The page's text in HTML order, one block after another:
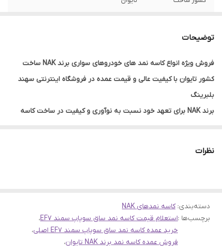
توضیحات
فروش ویژه انواع کاسه نمد های خودروهای سواری برند NAK ساخت
کشور تایوان با کیفیت عالی و قیمت عمده در فروشگاه اینترنتی سهند
بلبرینگ
برند NAK برای تعهد خود نسبت به نوآوری و کیفیت در ساخت کاسه
در عملکرد، دوام و اثربخشی در محافظت از اجزای ماشین‌آلات در برابر
تولیدی دقیق، به این برند این امکان را داده است تا محصولاتی با دقت
بالا و مطابق با استانداردهای بین‌المللی ارائه دهد.
این مجموعه شامل انواع کاسه نمدهای عقب میل لنگ،جلو میل لنگ،ساق
نظرات
دسته‌بندی:کاسه نمدهای NAK
برچسب‌ها :استعلام قیمت کاسه نمد ساق سوپاپ سمند EF7
،
خرید عمده کاسه نمد ساق سوپاپ سمند EF7 اصلی
،
فروش عمده کاسه نمد برند NAK تایوان
،